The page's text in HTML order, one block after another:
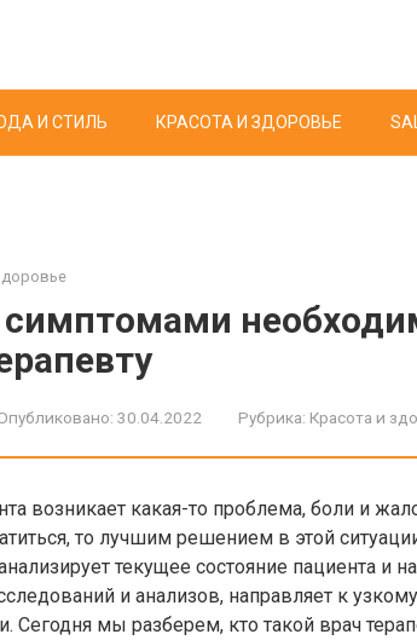
И СТИЛЬ КРАСОТА И ЗДОРОВЬЕ
30.04.2022 Рубрика: Красота и
возникает какая-то проблема, боли и
то лучшим решением в этой
текущее состояние пациента и
и анализов, направляет к
Сегодня мы разберем, кто такой врач